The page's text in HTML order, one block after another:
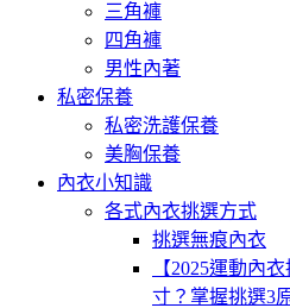
三角褲
四角褲
男性內著
私密保養
私密洗護保養
美胸保養
內衣小知識
各式內衣挑選方式
挑選無痕內衣
【2025運動內
寸？掌握挑選3